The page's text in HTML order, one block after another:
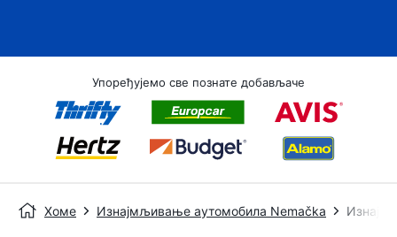
Упоређујемо све познате добављаче
Хоме Изнајмљивање аутомобила Nemačka